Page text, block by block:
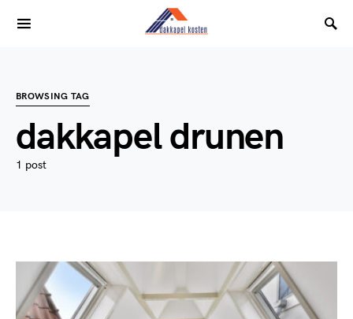
BROWSING TAG
dakkapel drunen
1 post